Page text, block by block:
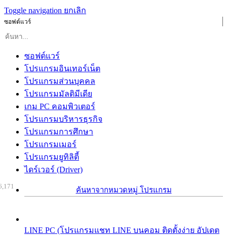
Toggle navigation ยกเลิก
ซอฟต์แวร์
ซอฟต์แวร์
โปรแกรมอินเทอร์เน็ต
โปรแกรมส่วนบุคคล
โปรแกรมมัลติมีเดีย
เกม PC คอมพิวเตอร์
โปรแกรมบริหารธุรกิจ
โปรแกรมการศึกษา
โปรแกรมเมอร์
โปรแกรมยูทิลิตี้
ไดร์เวอร์ (Driver)
ค้นหาจากหมวดหมู่ โปรแกรม
LINE PC (โปรแกรมแชท LINE บนคอม ติดตั้งง่าย อัปเดต